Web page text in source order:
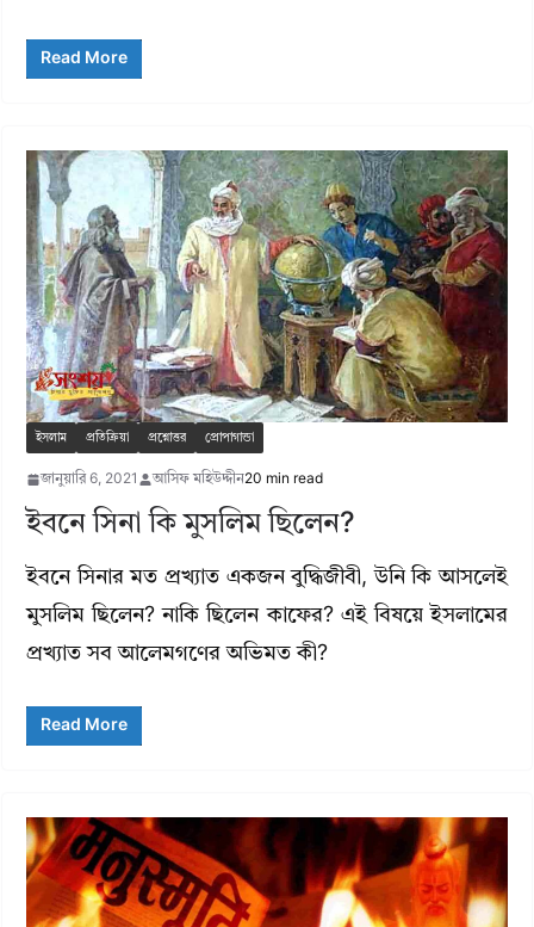
Read More
ইসলাম প্রতিক্রিয়া প্রশ্নোত্তর প্রোপাগান্ডা
জানুয়ারি 6, 2021 আসিফ মহিউদ্দীন20 min read
ইবনে সিনা কি মুসলিম ছিলেন?
ইবনে সিনার মত প্রখ্যাত একজন বুদ্ধিজীবী, উনি কি আসলেই
মুসলিম ছিলেন? নাকি ছিলেন কাফের? এই বিষয়ে ইসলামের
প্রখ্যাত সব আলেমগণের অভিমত কী?
Read More